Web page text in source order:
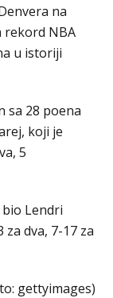
na
rekord NBA
u istoriji
sa 28 poena
koji je
5
Lendri
dva, 7-17 za
gettyimages)